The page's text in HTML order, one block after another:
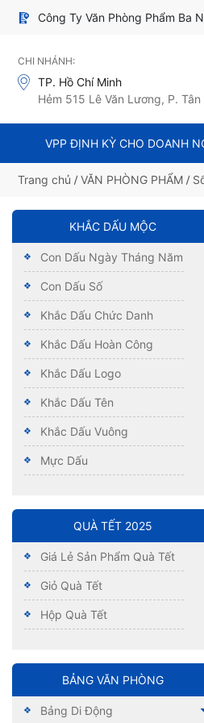
Công Ty Văn Phòng Phẩm Ba
CHI NHÁNH:
TP. Hồ Chí Minh
Hẻm 515 Lê Văn Lương, P.
VPP ĐỊNH KỲ CHO DOANH
Trang chủ /VĂN PHÒNG PHẨM /
KHẮC DẤU MỘC
Con Dấu Ngày Tháng Năm
Con Dấu Số
Khắc Dấu Chức Danh
Khắc Dấu Hoàn Công
Khắc Dấu Logo
Khắc Dấu Tên
Khắc Dấu Vuông
Mực Dấu
QUÀ TẾT 2025
Giá Lẻ Sản Phẩm Quà Tết
Giỏ Quà Tết
Hộp Quà Tết
BẢNG VĂN PHÒNG
Bảng Di Động